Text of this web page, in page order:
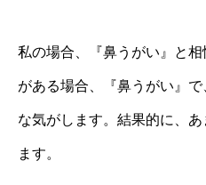
私の場合、『鼻うがい』と
がある場合、『鼻うがい』
な気がします。結果的に、
ます。